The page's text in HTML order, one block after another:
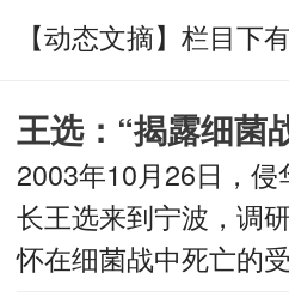
【动态文摘】栏目下
王选：“揭露细菌
2003年10月26日，
长王选来到宁波，调
怀在细菌战中死亡的